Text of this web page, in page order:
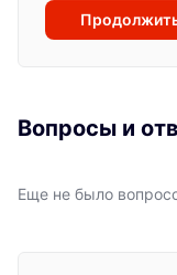
Вопросы и
Еще не было